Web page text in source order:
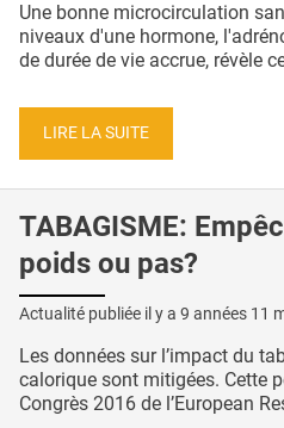
Une bonne microcirculation
niveaux d'une hormone,
de durée de vie accrue, révèle
LIRE LA SUITE
TABAGISME:
poids ou pas?
Actualité publiée il y a 9 années 11
Les données sur l’impact du
calorique sont mitigées. Cette
Congrès 2016 de l’European